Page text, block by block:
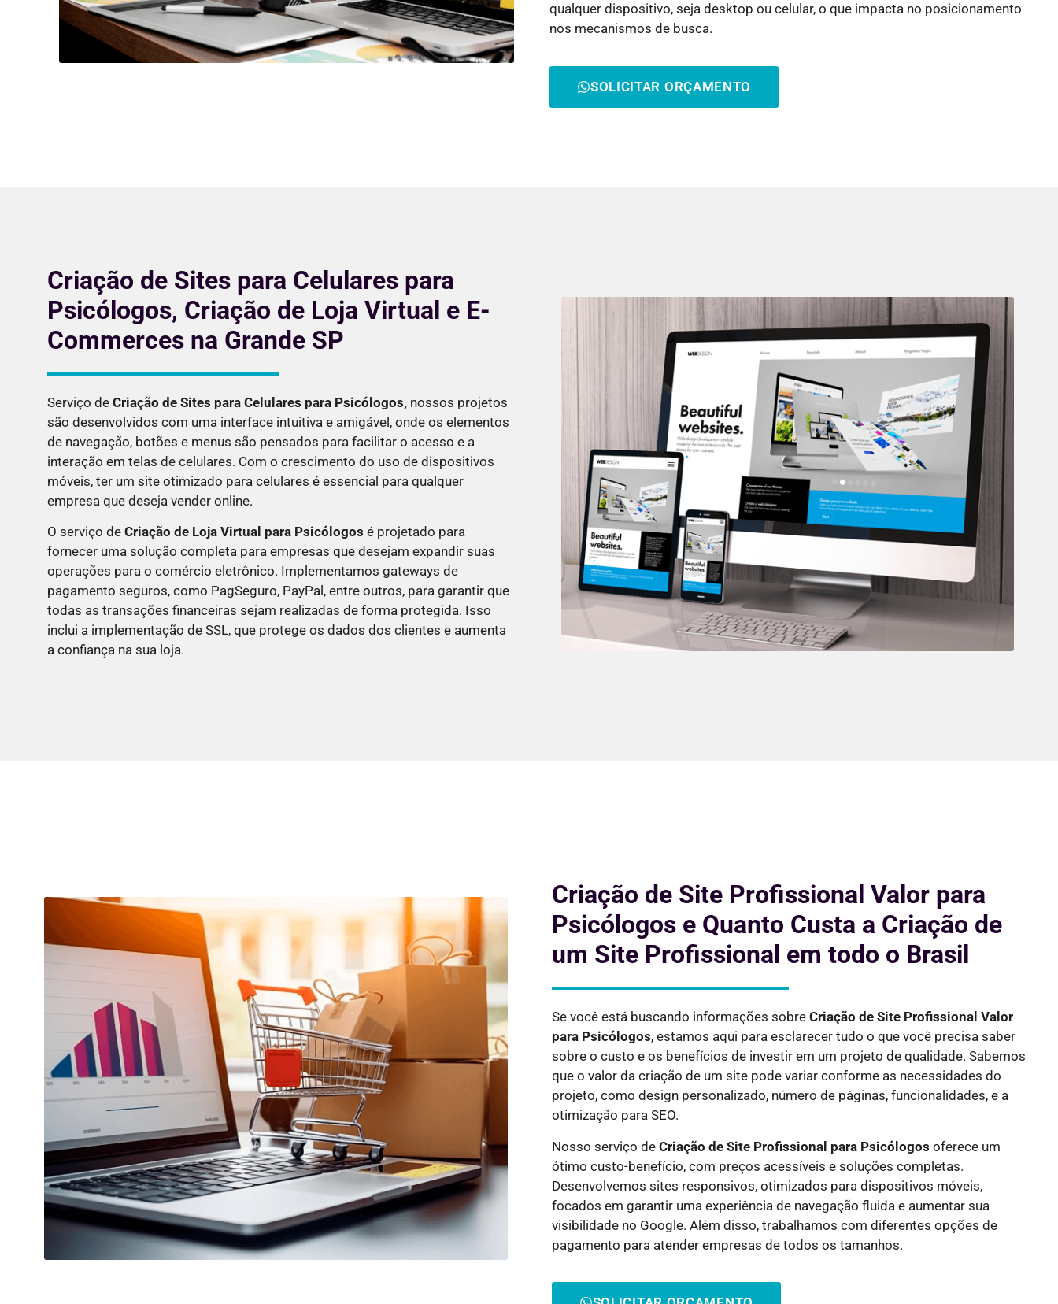
qualquer dispositivo, seja desktop ou celular, o que impacta no posicionamento
nos mecanismos de busca.
SOLICITAR ORÇAMENTO
Criação de Sites para Celulares para
Psicólogos, Criação de Loja Virtual e E-
Commerces na Grande SP
Serviço de Criação de Sites para Celulares para Psicólogos, nossos projetos
são desenvolvidos com uma interface intuitiva e amigável, onde os elementos
de navegação, botões e menus são pensados para facilitar o acesso e a
interação em telas de celulares. Com o crescimento do uso de dispositivos
móveis, ter um site otimizado para celulares é essencial para qualquer
empresa que deseja vender online.
O serviço de Criação de Loja Virtual para Psicólogos é projetado para
fornecer uma solução completa para empresas que desejam expandir suas
operações para o comércio eletrônico. Implementamos gateways de
pagamento seguros, como PagSeguro, PayPal, entre outros, para garantir que
todas as transações financeiras sejam realizadas de forma protegida. Isso
inclui a implementação de SSL, que protege os dados dos clientes e aumenta
a confiança na sua loja.
Criação de Site Profissional Valor para
Psicólogos e Quanto Custa a Criação de
um Site Profissional em todo o Brasil
Se você está buscando informações sobre Criação de Site Profissional Valor
para Psicólogos, estamos aqui para esclarecer tudo o que você precisa saber
sobre o custo e os benefícios de investir em um projeto de qualidade. Sabemos
que o valor da criação de um site pode variar conforme as necessidades do
projeto, como design personalizado, número de páginas, funcionalidades, e a
otimização para SEO.
Nosso serviço de Criação de Site Profissional para Psicólogos oferece um
ótimo custo-benefício, com preços acessíveis e soluções completas.
Desenvolvemos sites responsivos, otimizados para dispositivos móveis,
focados em garantir uma experiência de navegação fluida e aumentar sua
visibilidade no Google. Além disso, trabalhamos com diferentes opções de
pagamento para atender empresas de todos os tamanhos.